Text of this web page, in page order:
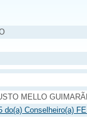
MELLO
do(a) Conselheiro(a)